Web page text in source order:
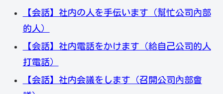
【会話】社内の人を手伝います（幫忙公司內部
的人）
【会話】社内電話をかけます（給自己公司的人
打電話）
【会話】社内会議をします（召開公司內部會